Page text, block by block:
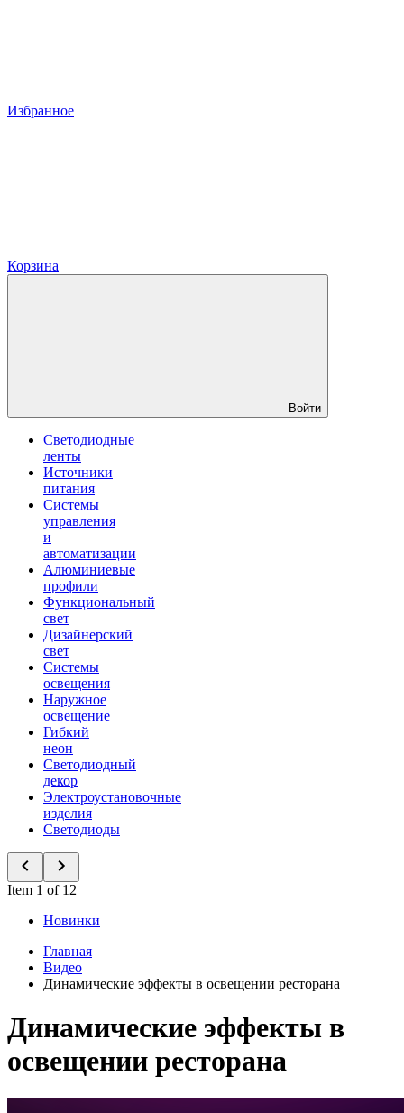
Избранное
Корзина
Войти
Светодиодные
ленты
Источники
питания
Системы
управления
и
автоматизации
Алюминиевые
профили
Функциональный
свет
Дизайнерский
свет
Системы
освещения
Наружное
освещение
Гибкий
неон
Светодиодный
декор
Электроустановочные
изделия
Светодиоды
Item 1 of 12
Новинки
Главная
Видео
Динамические эффекты в освещении ресторана
Динамические эффекты в
освещении ресторана